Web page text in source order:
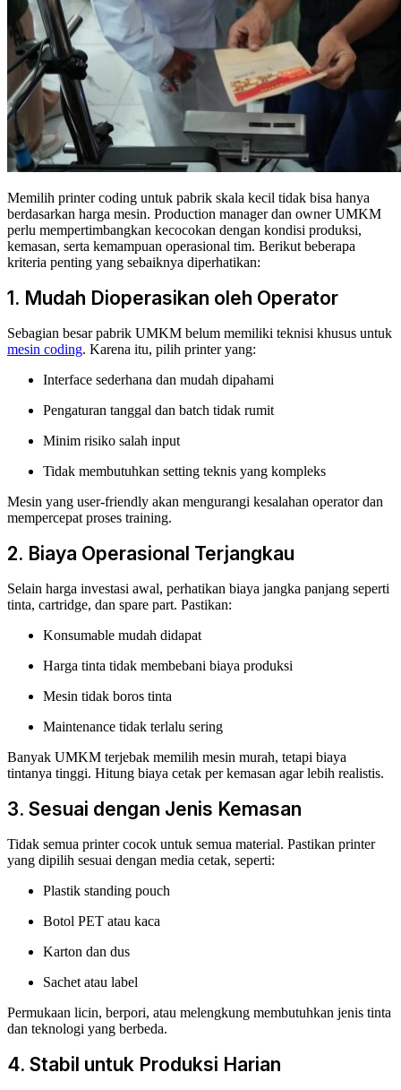
Memilih printer coding untuk pabrik skala kecil tidak bisa hanya
berdasarkan harga mesin. Production manager dan owner UMKM
perlu mempertimbangkan kecocokan dengan kondisi produksi,
kemasan, serta kemampuan operasional tim. Berikut beberapa
kriteria penting yang sebaiknya diperhatikan:
1. Mudah Dioperasikan oleh Operator
Sebagian besar pabrik UMKM belum memiliki teknisi khusus untuk
mesin coding. Karena itu, pilih printer yang:
Interface sederhana dan mudah dipahami
Pengaturan tanggal dan batch tidak rumit
Minim risiko salah input
Tidak membutuhkan setting teknis yang kompleks
Mesin yang user-friendly akan mengurangi kesalahan operator dan
mempercepat proses training.
2. Biaya Operasional Terjangkau
Selain harga investasi awal, perhatikan biaya jangka panjang seperti
tinta, cartridge, dan spare part. Pastikan:
Konsumable mudah didapat
Harga tinta tidak membebani biaya produksi
Mesin tidak boros tinta
Maintenance tidak terlalu sering
Banyak UMKM terjebak memilih mesin murah, tetapi biaya
tintanya tinggi. Hitung biaya cetak per kemasan agar lebih realistis.
3. Sesuai dengan Jenis Kemasan
Tidak semua printer cocok untuk semua material. Pastikan printer
yang dipilih sesuai dengan media cetak, seperti:
Plastik standing pouch
Botol PET atau kaca
Karton dan dus
Sachet atau label
Permukaan licin, berpori, atau melengkung membutuhkan jenis tinta
dan teknologi yang berbeda.
4. Stabil untuk Produksi Harian